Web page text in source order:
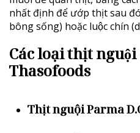
nhất định để ướp thịt sau
bông sống) hoặc luộc chín
Các loại thịt
Thasofoods
Thịt nguội Parma